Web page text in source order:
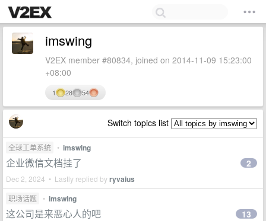
imswing
V2EX member #80834, joined on 2014-11-09 15:23:00
+08:00
1 28 54
Switch topics list
全球工单系统 • imswing
企业微信文档挂了
Dec 2, 2024 • Lastly replied byryvaius
2
职场话题 • imswing
这公司是来恶心人的吧 13